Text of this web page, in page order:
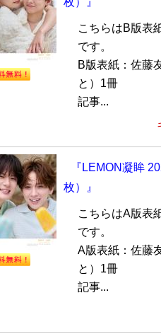
こちらはB版表
です。
B版表紙：佐藤
と）1冊
記事...
『LEMON凝眸
枚）』
こちらはA版表
です。
A版表紙：佐藤
と）1冊
記事...